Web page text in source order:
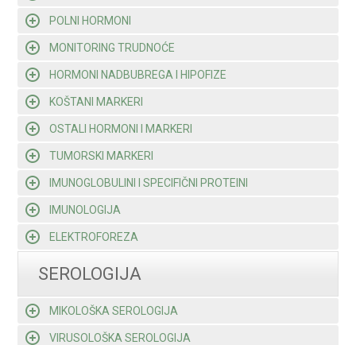
POLNI HORMONI
MONITORING TRUDNOĆE
HORMONI NADBUBREGA I HIPOFIZE
KOŠTANI MARKERI
OSTALI HORMONI I MARKERI
TUMORSKI MARKERI
IMUNOGLOBULINI I SPECIFIČNI PROTEINI
IMUNOLOGIJA
ELEKTROFOREZA
SEROLOGIJA
MIKOLOŠKA SEROLOGIJA
VIRUSOLOŠKA SEROLOGIJA